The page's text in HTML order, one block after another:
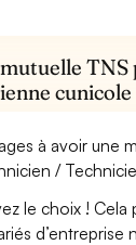
mutuelle
cunicole
à avoir une
/
le choix ! Cela
d’entreprise